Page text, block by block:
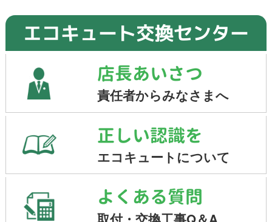
エコキュート交換センター
店長あいさつ
責任者からみなさまへ
正しい認識を
エコキュートについて
よくある質問
取付・交換工事Q＆A